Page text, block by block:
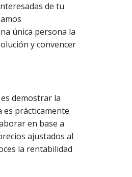
de tu
única persona la
y convencer
demostrar la
es prácticamente
en base a
ajustados al
la rentabilidad